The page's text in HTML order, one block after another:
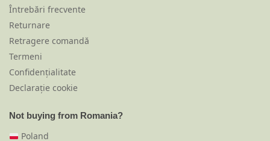
Întrebări frecvente
Returnare
Retragere comandă
Termeni
Confidențialitate
Declarație cookie
Not buying from Romania?
Poland